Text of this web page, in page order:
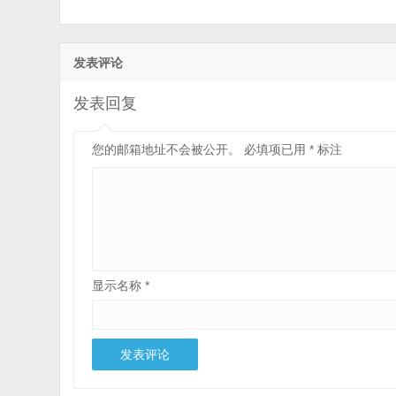
发表评论
发表回复
您的邮箱地址不会被公开。 必填项已用* 标注
显示名称*